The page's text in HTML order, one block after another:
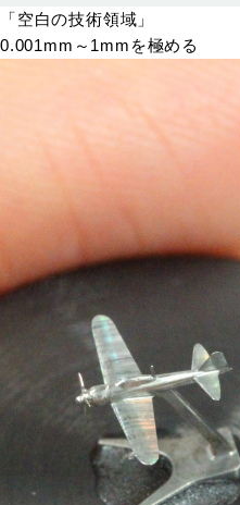
「空白の技術領域」
0.001mm～1mmを極める